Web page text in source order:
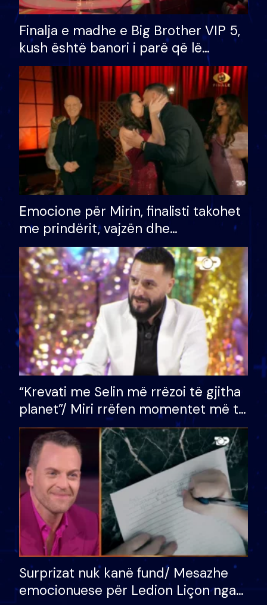
Finalja e madhe e Big Brother VIP 5,
kush është banori i parë që lë
shtëpinë dhe humb mundësinë për
të fituar çmimin e madh
Emocione për Mirin, finalisti takohet
me prindërit, vajzën dhe
bashkëshorten: S’kemi ndonjë letër
divorci apo jo?
“Krevati me Selin më rrëzoi të gjitha
planet”/ Miri rrëfen momentet më të
bukura në shtëpinë e BB VIP: Do më
mungojë zilja e mëngjesit kur…
Surprizat nuk kanë fund/ Mesazhe
emocionuese për Ledion Liçon nga